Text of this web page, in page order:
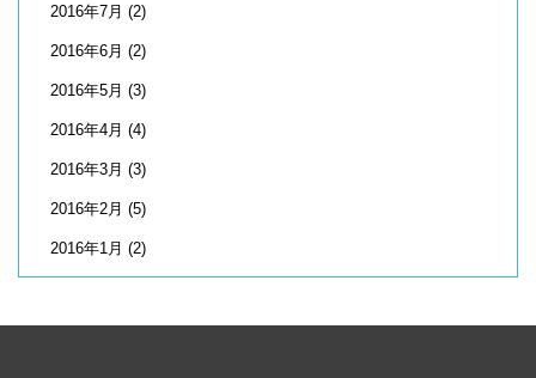
2016年7月 (2)
2016年6月 (2)
2016年5月 (3)
2016年4月 (4)
2016年3月 (3)
2016年2月 (5)
2016年1月 (2)